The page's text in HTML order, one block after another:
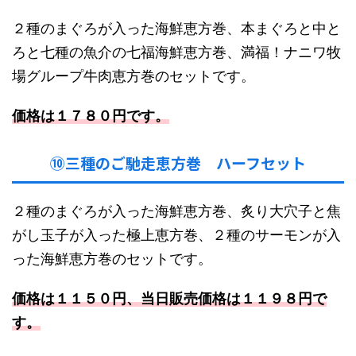
２種のまぐろが入った海鮮恵方巻、本まぐろと中と
ろと七種の魚介の七福海鮮恵方巻、満福！ナニワ牧
場グループ牛肉恵方巻のセットです。
価格は１７８０円です。
⑩三種のご馳走恵方巻 ハーフセット
２種のまぐろが入った海鮮恵方巻、炙り大穴子と焦
がし玉子が入った極上恵方巻、２種のサーモンが入
った海鮮恵方巻のセットです。
価格は１１５０円、当日販売価格は１１９８円で
す。